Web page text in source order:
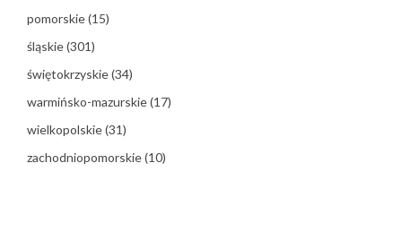
pomorskie(15)
śląskie(301)
świętokrzyskie(34)
warmińsko-mazurskie(17)
wielkopolskie(31)
zachodniopomorskie(10)